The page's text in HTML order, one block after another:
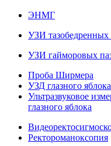
ЭНМГ
УЗИ тазобедренных
УЗИ гайморовых
Проба Ширмера
УЗД глазного
Ультразвуковое
глазного яблока
Ректороманоксопия